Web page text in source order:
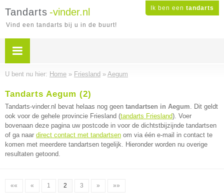
Ik ben een tandarts
Tandarts -vinder.nl
Vind een tandarts bij u in de buurt!
U bent nu hier: Home » Friesland » Aegum
Tandarts Aegum (2)
Tandarts-vinder.nl bevat helaas nog geen tandartsen in Aegum. Dit geldt
ook voor de gehele provincie Friesland (tandarts Friesland). Voer
bovenaan deze pagina uw postcode in voor de dichtstbijzijnde tandartsen
of ga naar direct contact met tandartsen om via één e-mail in contact te
komen met meerdere tandartsen tegelijk. Hieronder worden nu overige
resultaten getoond.
«« « 1 2 3 » »»